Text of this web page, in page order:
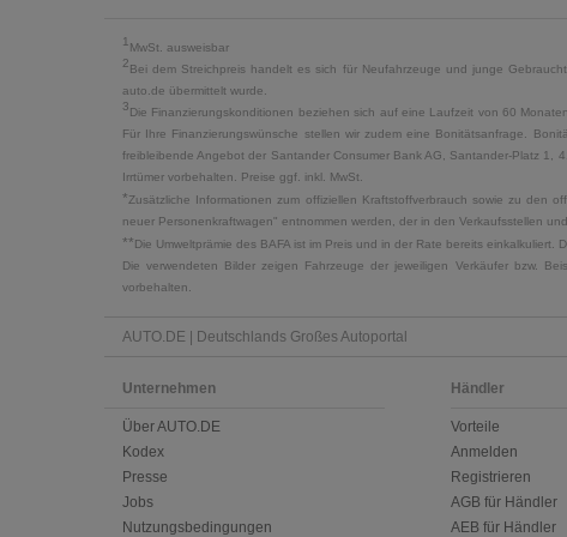
1 MwSt. ausweisbar
2Bei dem Streichpreis handelt es sich für Neufahrzeuge und junge
auto.de übermittelt wurde.
3Die Finanzierungskonditionen beziehen sich auf eine Laufzeit von 60
Für Ihre Finanzierungswünsche stellen wir zudem eine Bonitätsanfrage.
freibleibende Angebot der Santander Consumer Bank AG, Santander-Platz 1,
Irrtümer vorbehalten. Preise ggf. inkl. MwSt.
*Zusätzliche Informationen zum offiziellen Kraftstoffverbrauch sowie zu den
neuer Personenkraftwagen" entnommen werden, der in den Verkaufsstellen
**Die Umweltprämie des BAFA ist im Preis und in der Rate bereits
Die verwendeten Bilder zeigen Fahrzeuge der jeweiligen Verkäufer bzw.
vorbehalten.
AUTO.DE | Deutschlands Großes Autoportal
Unternehmen
Über AUTO.DE
Kodex
Presse
Jobs
Nutzungsbedingungen
Händler
Vorteile
Anmelden
Registrieren
AGB für Händler
AEB für Händler